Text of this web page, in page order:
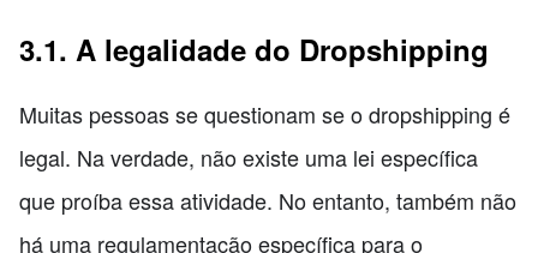
3.1. A legalidade do Dropshipping
Muitas pessoas se questionam se o dropshipping é
legal. Na verdade, não existe uma lei específica
que proíba essa atividade. No entanto, também não
há uma regulamentação específica para o